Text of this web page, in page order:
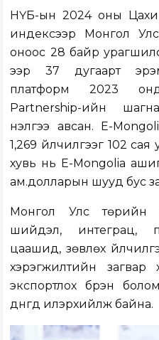
НҮБ-ын 2024 оны
индексээр Монгол
оноос 28 байр
ээр 37 дугаарт
платформ 2023
Partnership-ийн
үнэлгээ авсан. Е-
1,269 үйлчилгээг 102
хувь нь Е-Mongolia
ам.долларын шууд бус
Монгол Улс төрийн
шийдэл, интеграц,
цаашид, зөвлөх
хэрэгжилтийн загвар
экспортлох бүрэн
дүнгүүд илэрхийлж байна.